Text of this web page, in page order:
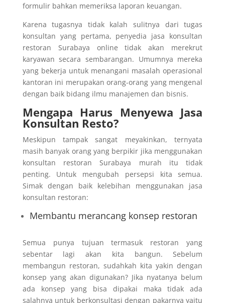
formulir bahkan memeriksa laporan keuangan.
Karena tugasnya tidak kalah sulitnya dari tugas
konsultan yang pertama, penyedia jasa konsultan
restoran Surabaya online tidak akan merekrut
karyawan secara sembarangan. Umumnya mereka
yang bekerja untuk menangani masalah operasional
kantoran ini merupakan orang-orang yang mengenal
dengan baik bidang ilmu manajemen dan bisnis.
Mengapa Harus Menyewa Jasa
Konsultan Resto?
Meskipun tampak sangat meyakinkan, ternyata
masih banyak orang yang berpikir jika menggunakan
konsultan restoran Surabaya murah itu tidak
penting. Untuk mengubah persepsi kita semua.
Simak dengan baik kelebihan menggunakan jasa
konsultan restoran:
Membantu merancang konsep restoran
Semua punya tujuan termasuk restoran yang
sebentar lagi akan kita bangun. Sebelum
membangun restoran, sudahkah kita yakin dengan
konsep yang akan digunakan? Jika nyatanya belum
ada konsep yang bisa dipakai maka tidak ada
salahnya untuk berkonsultasi dengan pakarnya yaitu